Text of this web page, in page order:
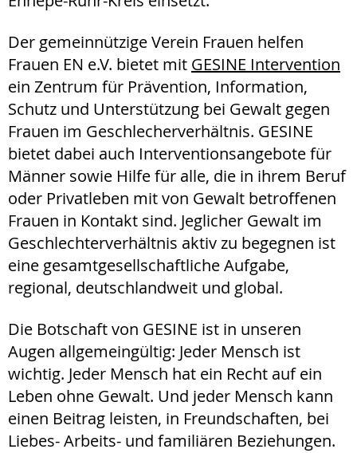
Der gemeinnützige Verein Frauen helfen
Frauen EN e.V. bietet mit GESINE Intervention
ein Zentrum für Prävention, Information,
Schutz und Unterstützung bei Gewalt gegen
Frauen im Geschlecherverhältnis. GESINE
bietet dabei auch Interventionsangebote für
Männer sowie Hilfe für alle, die in ihrem Beruf
oder Privatleben mit von Gewalt betroffenen
Frauen in Kontakt sind. Jeglicher Gewalt im
Geschlechterverhältnis aktiv zu begegnen ist
eine gesamtgesellschaftliche Aufgabe,
regional, deutschlandweit und global.
Die Botschaft von GESINE ist in unseren
Augen allgemeingültig: Jeder Mensch ist
wichtig. Jeder Mensch hat ein Recht auf ein
Leben ohne Gewalt. Und jeder Mensch kann
einen Beitrag leisten, in Freundschaften, bei
Liebes- Arbeits- und familiären Beziehungen.